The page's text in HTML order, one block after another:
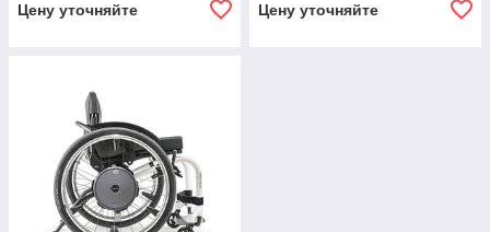
Цену уточняйте Цену уточняйте